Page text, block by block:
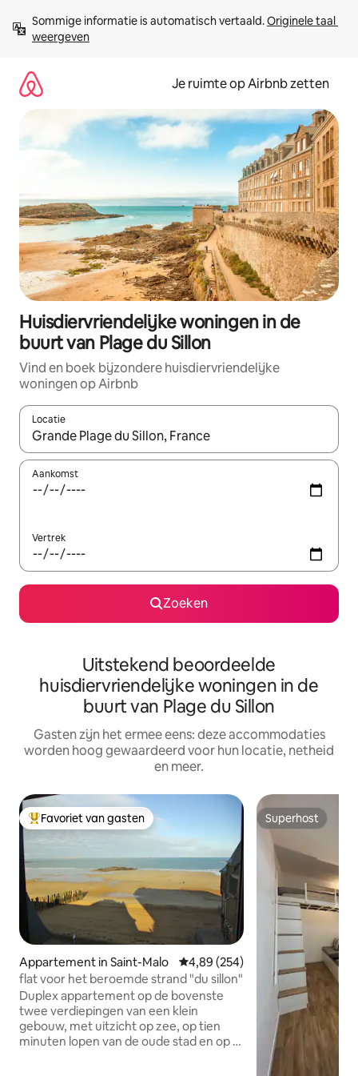
direct
naar
Sommige informatie is automatisch vertaald. Originele taal
weergeven
Je ruimte op Airbnb zetten
Huisdiervriendelijke woningen in de
buurt van Plage du Sillon
Vind en boek bijzondere huisdiervriendelijke
woningen op Airbnb
Locatie
Wanneer er suggesties beschikbaar zijn, maak je een keuze
Aankomst
Vertrek
Zoeken
Uitstekend beoordeelde
huisdiervriendelijke woningen in de
buurt van Plage du Sillon
Gasten zijn het ermee eens: deze accommodaties
worden hoog gewaardeerd voor hun locatie, netheid
en meer.
Topfavoriet van gasten
Favoriet van gasten
Appartement in Saint-Malo Gemiddelde beoordeling van
4,89 (254)
flat voor het beroemde strand "du sillon"
Duplex appartement op de bovenste
twee verdiepingen van een klein
gebouw, met uitzicht op zee, op tien
minuten lopen van de oude stad en op 15
Superhost
Superhost